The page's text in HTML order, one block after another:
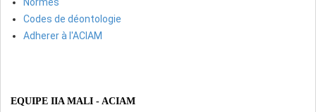
Codes de déontologie
Adherer à l'ACIAM
EQUIPE IIA MALI - ACIAM